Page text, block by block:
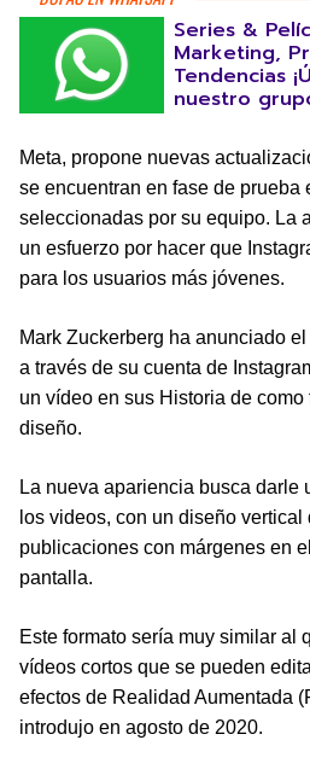
Series &
Marketing,
Tendencias
nuestro
Meta, propone nuevas
se encuentran en fase de prueba
seleccionadas por su equipo. La
un esfuerzo por hacer que
para los usuarios más jóvenes.
Mark Zuckerberg ha anunciado
a través de su cuenta de
un vídeo en sus Historia de
diseño.
La nueva apariencia busca darle
los videos, con un diseño
publicaciones con márgenes en
pantalla.
Este formato sería muy similar al
vídeos cortos que se pueden
efectos de Realidad Aumentada
introdujo en agosto de 2020.